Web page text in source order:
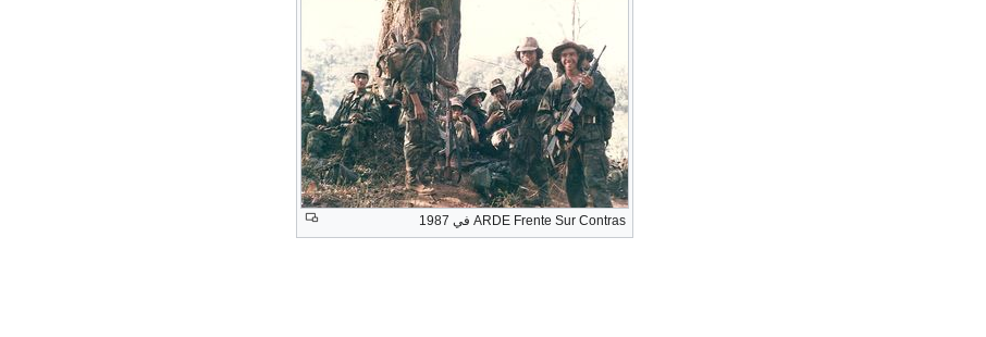
ARDE Frente Sur Contras في 1987